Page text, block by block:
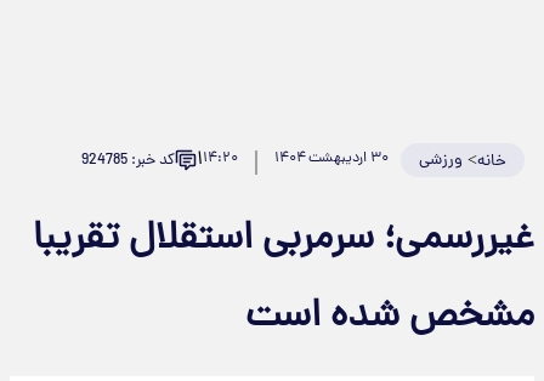
خانه> ورزشی ۳۰ اردیبهشت ۱۴۰۴ ۱۴:۲۰۱ کد خبر: 924785
غیررسمی؛ سرمربی استقلال تقریبا
مشخص شده است